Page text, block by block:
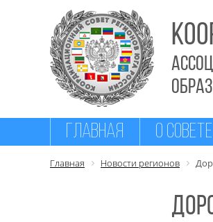
ГЛАВНАЯ О СОВЕТЕ
Главная Новости регионов